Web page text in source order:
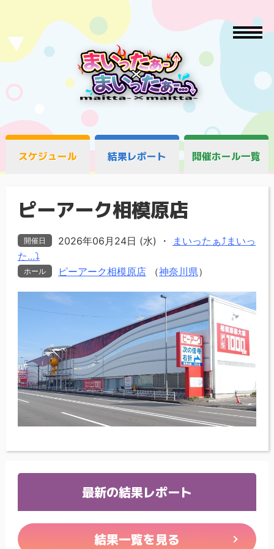
スケジュール 結果レポート 開催ホール一覧
ピーアーク相模原店
開催日 2026年06月24日 (水) ・
まいったぁ⤴まいっ
た...⤵
ホール ピーアーク相模原店（神奈川県）
最新の結果レポート
結果一覧を見る